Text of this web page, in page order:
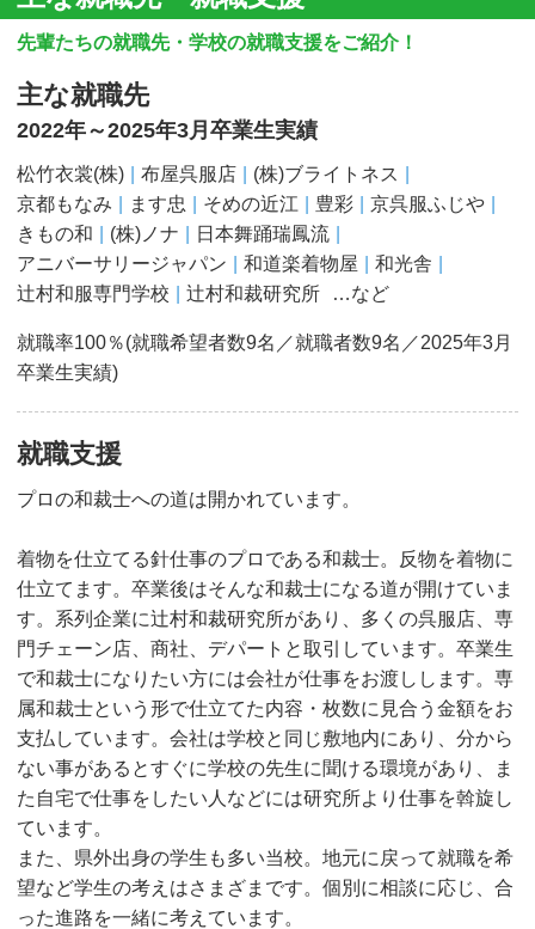
先輩たちの就職先・学校の就職支援をご紹介！
主な就職先
2022年～2025年3月卒業生実績
松竹衣裳(株) 布屋呉服店
(株)ブライトネス
京都もなみ
ます忠 そめの近江 豊彩
京呉服ふじや
きもの和
(株)ノナ
日本舞踊瑞鳳流
アニバーサリージャパン
和道楽着物屋
和光舎
辻村和服専門学校
辻村和裁研究所 …など
就職率100％(就職希望者数9名／就職者数9名／2025年3月
卒業生実績)
就職支援
プロの和裁士への道は開かれています。
着物を仕立てる針仕事のプロである和裁士。反物を着物に
仕立てます。卒業後はそんな和裁士になる道が開けていま
す。系列企業に辻村和裁研究所があり、多くの呉服店、専
門チェーン店、商社、デパートと取引しています。卒業生
で和裁士になりたい方には会社が仕事をお渡しします。専
属和裁士という形で仕立てた内容・枚数に見合う金額をお
支払しています。会社は学校と同じ敷地内にあり、分から
ない事があるとすぐに学校の先生に聞ける環境があり、ま
た自宅で仕事をしたい人などには研究所より仕事を斡旋し
ています。
また、県外出身の学生も多い当校。地元に戻って就職を希
望など学生の考えはさまざまです。個別に相談に応じ、合
った進路を一緒に考えています。